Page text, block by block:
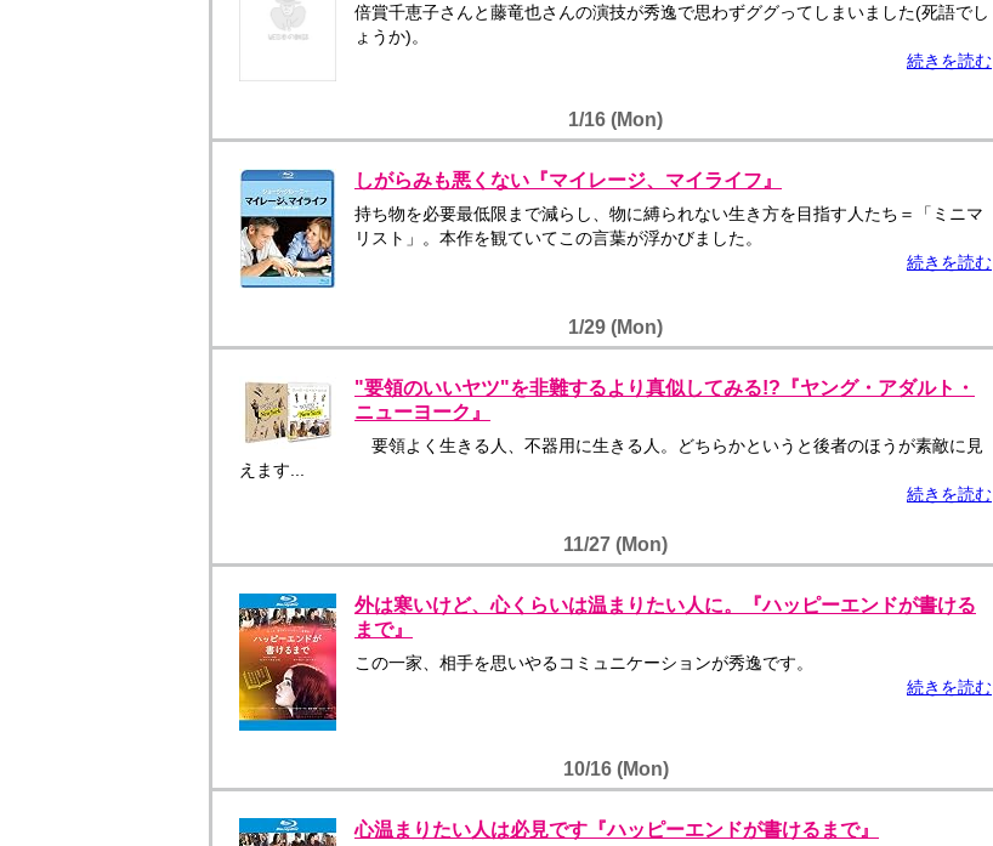
倍賞千恵子さんと藤竜也さんの演技が秀逸で思わずググってしまいました(死語でし
ょうか)。
続きを読む
1/16 (Mon)
しがらみも悪くない『マイレージ、マイライフ』
持ち物を必要最低限まで減らし、物に縛られない生き方を目指す人たち＝「ミニマ
リスト」。本作を観ていてこの言葉が浮かびました。
続きを読む
1/29 (Mon)
"要領のいいヤツ"を非難するより真似してみる!?『ヤング・アダルト・
ニューヨーク』
要領よく生きる人、不器用に生きる人。どちらかというと後者のほうが素敵に見
えます...
続きを読む
11/27 (Mon)
外は寒いけど、心くらいは温まりたい人に。『ハッピーエンドが書ける
まで』
この一家、相手を思いやるコミュニケーションが秀逸です。
続きを読む
10/16 (Mon)
心温まりたい人は必見です『ハッピーエンドが書けるまで』